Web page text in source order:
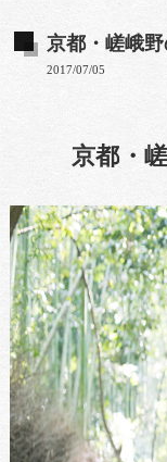
京都・嵯峨
2017/07/05
京都・